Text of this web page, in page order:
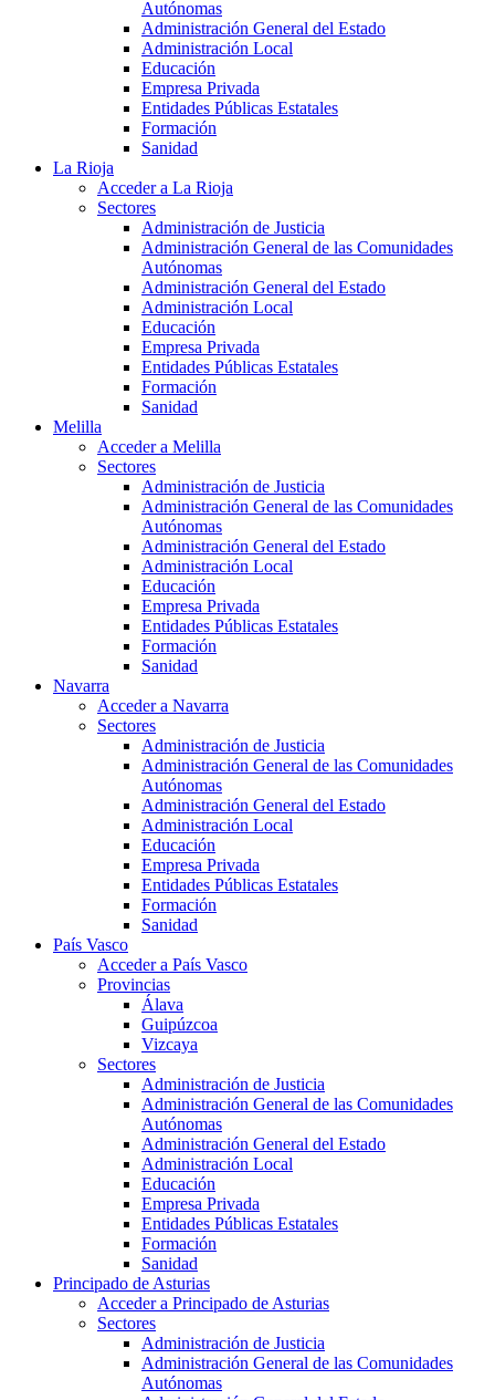
Autónomas
Administración General del Estado
Administración Local
Educación
Empresa Privada
Entidades Públicas Estatales
Formación
Sanidad
La Rioja
Acceder a La Rioja
Sectores
Administración de Justicia
Administración General de las Comunidades
Autónomas
Administración General del Estado
Administración Local
Educación
Empresa Privada
Entidades Públicas Estatales
Formación
Sanidad
Melilla
Acceder a Melilla
Sectores
Administración de Justicia
Administración General de las Comunidades
Autónomas
Administración General del Estado
Administración Local
Educación
Empresa Privada
Entidades Públicas Estatales
Formación
Sanidad
Navarra
Acceder a Navarra
Sectores
Administración de Justicia
Administración General de las Comunidades
Autónomas
Administración General del Estado
Administración Local
Educación
Empresa Privada
Entidades Públicas Estatales
Formación
Sanidad
País Vasco
Acceder a País Vasco
Provincias
Álava
Guipúzcoa
Vizcaya
Sectores
Administración de Justicia
Administración General de las Comunidades
Autónomas
Administración General del Estado
Administración Local
Educación
Empresa Privada
Entidades Públicas Estatales
Formación
Sanidad
Principado de Asturias
Acceder a Principado de Asturias
Sectores
Administración de Justicia
Administración General de las Comunidades
Autónomas